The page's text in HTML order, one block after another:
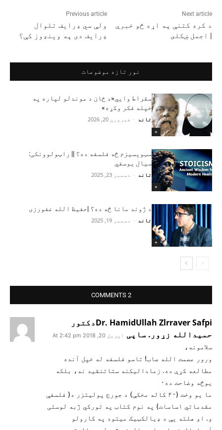
Previous article
ولې سي ډرایف تلوال
ډرایف دی په وینډوز کې؟
Next article
د کره کتنې په اړه څو خبرې
| اجمل ښکلى
نور تازه موضوعات
+
سقراط وايي«د ځان د موندلو لپاره په
خپله فکر وکړه»
تاند - فبروري 20, 2026
+
سټوېسیزم څه فلسفه ده؟ || راټولوونکی:
سیال یوسفي‎
تاند - دسمبر 23, 2025
+
د ژوند مانا څه ده؟ |حفيظ الله غفورزى
تاند - دسمبر 19, 2025
2 COMMENTS
Dr. HamidUllah Zlrraver Safpiدکتور
حمیدالله زړور. ساپی اپریل 20, 2018 At 2:42 pm
سلامونه،
ورور عصمت الله صاب! تاسو فلسفه له خپل آنده
مطالعه کړې ده. زماداليکنه ستاتنقيد نه، بلکه
یوڅه وضاحت ده۰
ما یو وخت (۴۰ کاله مخکې) د جورج پولیتزر د( فلسفې
مقدماتي اساسات) په نوم کتاب په تورکي ژبه لوستی
و. او هلته ېې د ډیالکټیک میتود په کارولو